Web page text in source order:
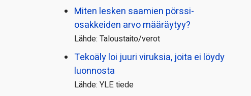
Miten lesken saamien pörssi­
osakkeiden arvo määräytyy?
Lähde: Taloustaito/verot
Tekoäly loi juuri viruksia, joita ei löydy
luonnosta
Lähde: YLE tiede